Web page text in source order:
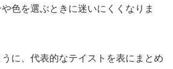
色を選ぶときに迷いにくくなりま
に、代表的なテイストを表にまとめ